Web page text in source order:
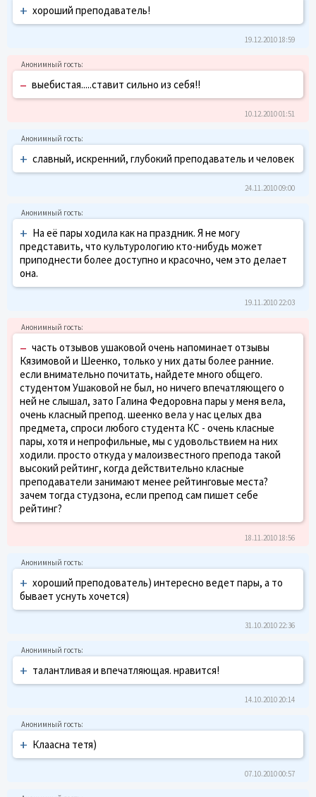
+ хороший преподаватель!
19.12.2010 18:59
– выебистая.....ставит сильно из себя!!
10.12.2010 01:51
+ славный, искренний, глубокий преподаватель и человек
24.11.2010 09:00
+ На её пары ходила как на праздник. Я не могу
представить, что культурологию кто-нибудь может
приподнести более доступно и красочно, чем это делает
она.
19.11.2010 22:03
– часть отзывов ушаковой очень напоминает отзывы
Кязимовой и Шеенко, только у них даты более ранние.
если внимательно почитать, найдете много общего.
студентом Ушаковой не был, но ничего впечатляющего о
ней не слышал, зато Галина Федоровна пары у меня вела,
очень класный препод. шеенко вела у нас целых два
предмета, спроси любого студента КС - очень класные
пары, хотя и непрофильные, мы с удовольствием на них
ходили. просто откуда у малоизвестного препода такой
высокий рейтинг, когда действительно класные
преподаватели занимают менее рейтинговые места?
зачем тогда студзона, если препод сам пишет себе
рейтинг?
18.11.2010 18:56
+ хороший преподователь) интересно ведет пары, а то
бывает уснуть хочется)
31.10.2010 22:36
+ талантливая и впечатляющая. нравится!
14.10.2010 20:14
+ Клаасна тетя)
07.10.2010 00:57